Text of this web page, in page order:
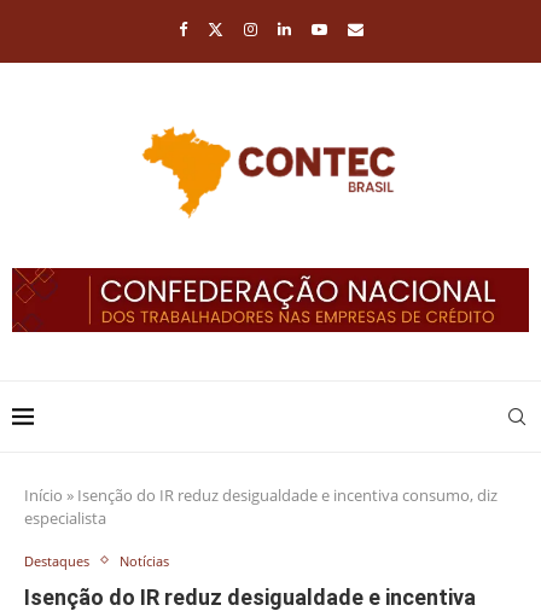
Início » Isenção do IR reduz desigualdade e incentiva consumo, diz
especialista
Destaques Notícias
Isenção do IR reduz desigualdade e incentiva